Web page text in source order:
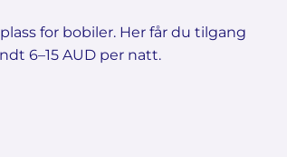
for bobiler. Her får du tilgang
6–15 AUD per natt.